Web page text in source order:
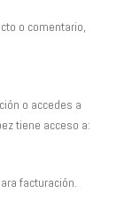
o comentario,
o accedes a
tiene acceso a:
facturación.